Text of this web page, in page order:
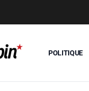
POLITIQUE